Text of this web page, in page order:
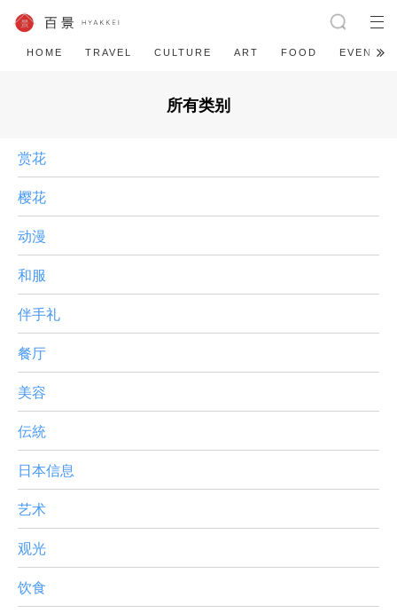
HOME TRAVEL CULTURE ART FOOD EVENT
所有类别
赏花
樱花
动漫
和服
伴手礼
餐厅
美容
伝統
日本信息
艺术
观光
饮食